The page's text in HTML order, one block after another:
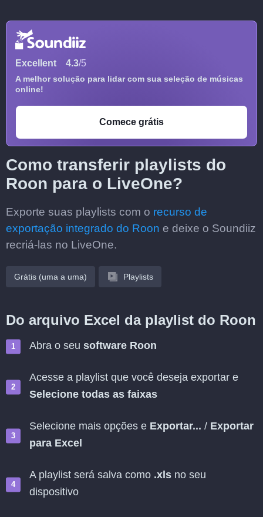
Excellent 4.3/5
A melhor solução para lidar com sua seleção de músicas
online!
Comece grátis
Como transferir playlists do
Roon para o LiveOne?
Exporte suas playlists com o recurso de
exportação integrado do Roon e deixe o Soundiiz
recriá-las no LiveOne.
Grátis (uma a uma) Playlists
Do arquivo Excel da playlist do Roon
Abra o seu software Roon
Acesse a playlist que você deseja exportar e
Selecione todas as faixas
Selecione mais opções e Exportar... / Exportar
para Excel
A playlist será salva como .xls no seu
dispositivo